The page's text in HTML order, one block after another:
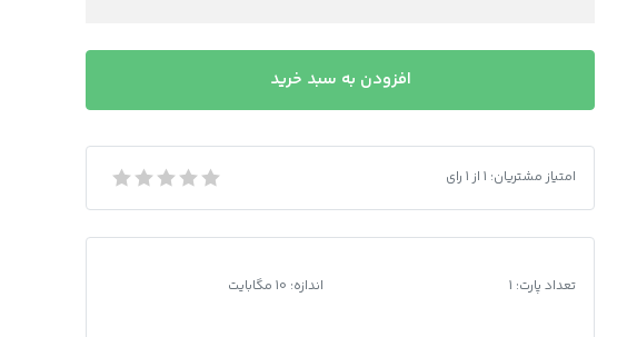
باز
گواهینامه
رانندگی
افزودن به سبد خرید
فایل لایه باز گواهینامه رانندگی روسیه
امتیاز مشتریان: 1 از1 رای
تعداد پارت: 1 اندازه: 10 مگابایت